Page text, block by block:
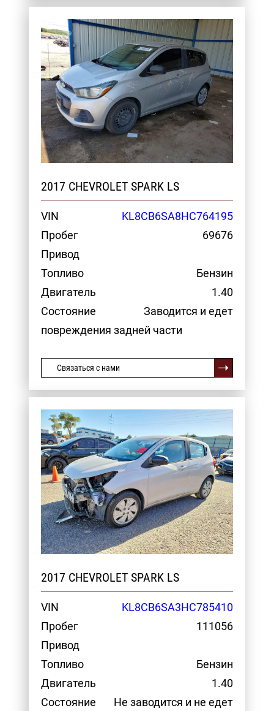
2017 CHEVROLET SPARK LS
VIN
KL8CB6SA8HC764195
Пробег
69676
Привод
Топливо
Бензин
Двигатель
1.40
Состояние
Заводится и едет
повреждения задней части
Связаться с нами
2017 CHEVROLET SPARK LS
VIN
KL8CB6SA3HC785410
Пробег
111056
Привод
Топливо
Бензин
Двигатель
1.40
Состояние
Не заводится и не едет